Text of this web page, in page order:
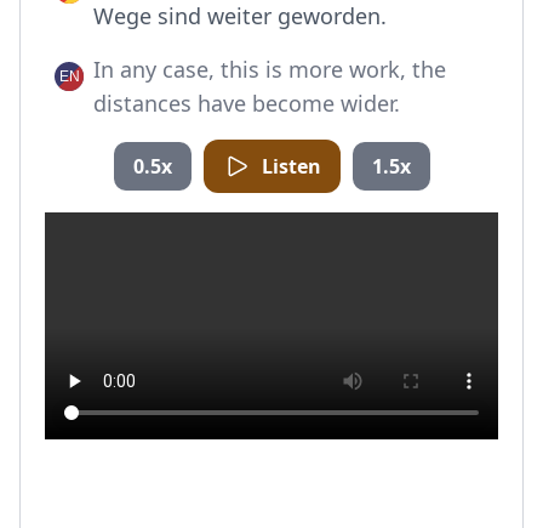
Wege sind weiter geworden.
In any case, this is more work, the
distances have become wider.
0.5x Listen 1.5x